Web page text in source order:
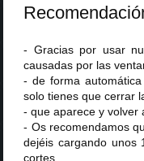
- Gracias por usar
causadas por las
- de forma
solo tienes que cerrar
- que aparece y volver
- Os recomendamos
dejéis cargando unos
cortes